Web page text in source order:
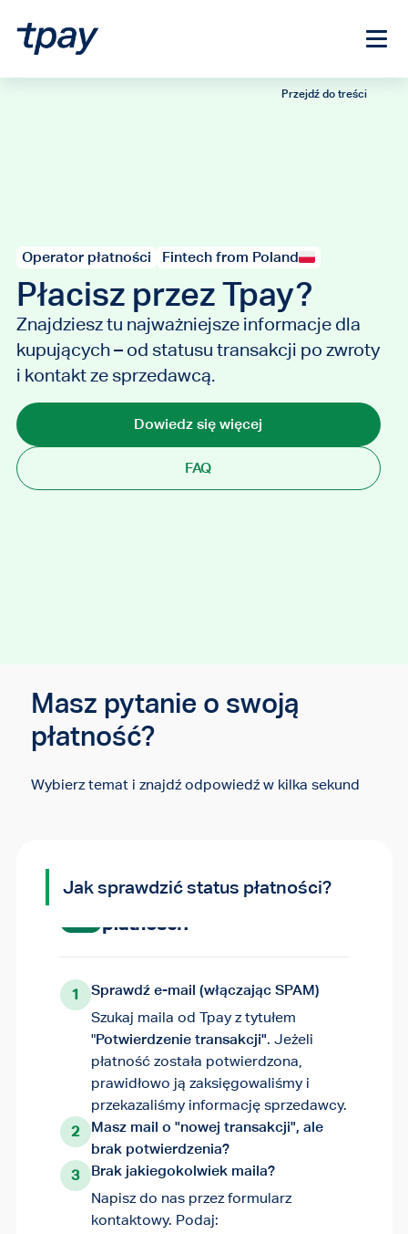
Przejdź do treści
Operator płatności Fintech from Poland
Płacisz przez Tpay?
Znajdziesz tu najważniejsze informacje dla
kupujących – od statusu transakcji po zwroty
i kontakt ze sprzedawcą.
Dowiedz się więcej
FAQ
Masz pytanie o swoją
płatność?
Wybierz temat i znajdź odpowiedź w kilka sekund
Jak sprawdzić status płatności?
Jak sprawdzić status
płatności?
1
Sprawdź e-mail (włączając SPAM)
Szukaj maila od Tpay z tytułem
"Potwierdzenie transakcji". Jeżeli
płatność została potwierdzona,
prawidłowo ją zaksięgowaliśmy i
przekazaliśmy informację sprzedawcy.
2
Masz mail o "nowej transakcji", ale
brak potwierdzenia?
3
Brak jakiegokolwiek maila?
Napisz do nas przez formularz
kontaktowy. Podaj:
Gdzie znajdę numer
transakcji?
Numer transakcji pojawia się w trzech
miejscach:
Na ostatnim ekranie płatności
(podsumowanie)
Tpay czy sprzedawca - z kim
mam się kontaktować?
Tpay obsługujepłatność.Sprzedawca
obsługujezamówienie,produkt, dostawę i